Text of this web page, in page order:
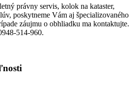
právny servis, kolok na kataster,
poskytneme Vám aj špecializovaného
záujmu o obhliadku ma kontaktujte.
514-960.